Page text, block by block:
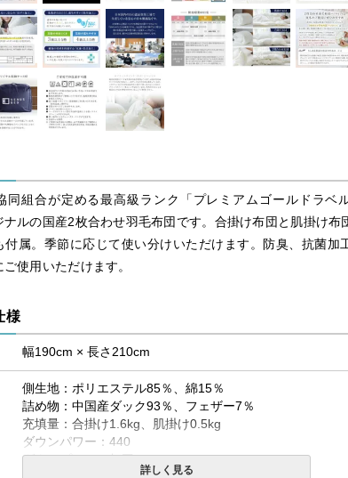
同組合が定める最高級ランク「プレミアムゴールドラベ
ナルの国産2枚合わせ羽毛布団です。合掛け布団と肌掛け布
付属。季節に応じて使い分けいただけます。防臭、抗菌加
使用いただけます。
様
幅190cm × 長さ210cm
側生地：ポリエステル85％、綿15％
詰め物：中国産ダック93％、フェザー7％
充填量：合掛け1.6kg、肌掛け0.5kg
ダウンパワー：440
ダウンプルーフ加工
詳しく見る